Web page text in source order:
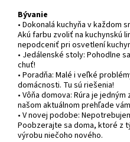
Bývanie
• Dokonalá kuchyňa v každom
Akú farbu zvoliť na kuchynskú
nepodceniť pri osvetlení
• Jedálenské stoly: Pohodlne
chuť!
• Poradňa: Malé i veľké
domácnosti. Tu sú riešenia!
• Vôňa domova: Rúra je
našom aktuálnom prehľade
• V novej podobe:
Poobzerajte sa doma, ktoré z
výrobu niečoho nového.